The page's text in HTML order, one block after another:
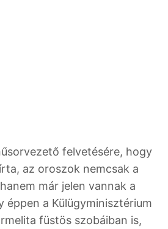
felvetésére, hogy
az oroszok nemcsak a
már jelen vannak a
éppen a Külügyminisztérium
füstös szobáiban is,